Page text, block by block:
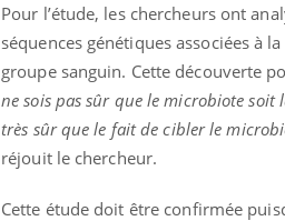
Pour l’étude, les chercheurs ont
séquences génétiques associées à
groupe sanguin. Cette découverte
ne sois pas sûr que le microbiote
très sûr que le fait de cibler le
réjouit le chercheur.
Cette étude doit être confirmée